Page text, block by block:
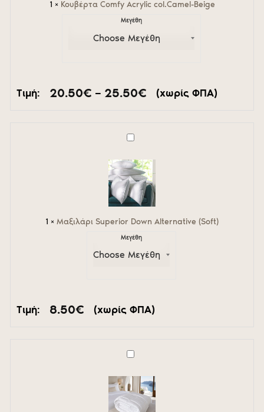
1 × Κουβέρτα Comfy Acrylic col.Camel-Beige
Μεγέθη
Τιμή: 20.50€ – 25.50€ Price
range:
(χωρίς ΦΠΑ)
1 × Μαξιλάρι Superior Down Alternative (Soft)
Μεγέθη
Τιμή: 8.50€ (χωρίς ΦΠΑ)